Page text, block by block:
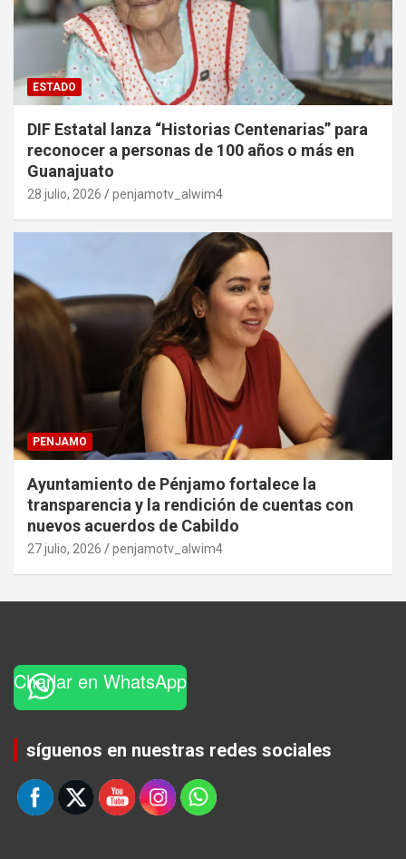
ESTADO
DIF Estatal lanza “Historias Centenarias” para
reconocer a personas de 100 años o más en
Guanajuato
28 julio, 2026 penjamotv_alwim4
PENJAMO
Ayuntamiento de Pénjamo fortalece la
transparencia y la rendición de cuentas con
nuevos acuerdos de Cabildo
27 julio, 2026 penjamotv_alwim4
Charlar en WhatsApp
síguenos en nuestras redes sociales